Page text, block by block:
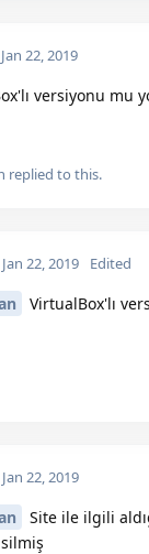
Jan 22, 2019
versiyonu mu
replied to this.
Jan 22, 2019 Edited
VirtualBox'lı
Jan 22, 2019
Site ile ilgili